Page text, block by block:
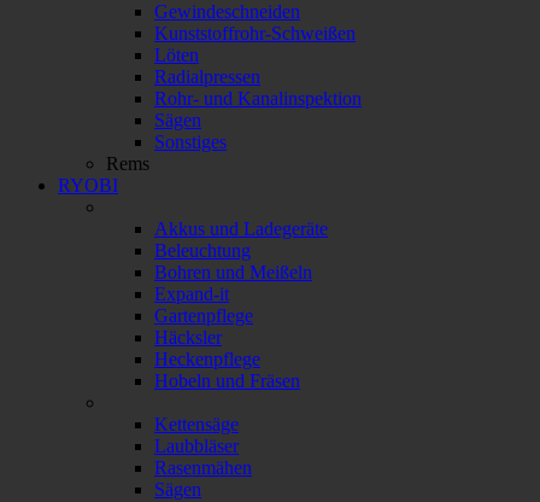
Gewindeschneiden
Kunststoffrohr-Schweißen
Löten
Radialpressen
Rohr- und Kanalinspektion
Sägen
Sonstiges
Rems
RYOBI
Akkus und Ladegeräte
Beleuchtung
Bohren und Meißeln
Expand-it
Gartenpflege
Häcksler
Heckenpflege
Hobeln und Fräsen
Kettensäge
Laubbläser
Rasenmähen
Sägen